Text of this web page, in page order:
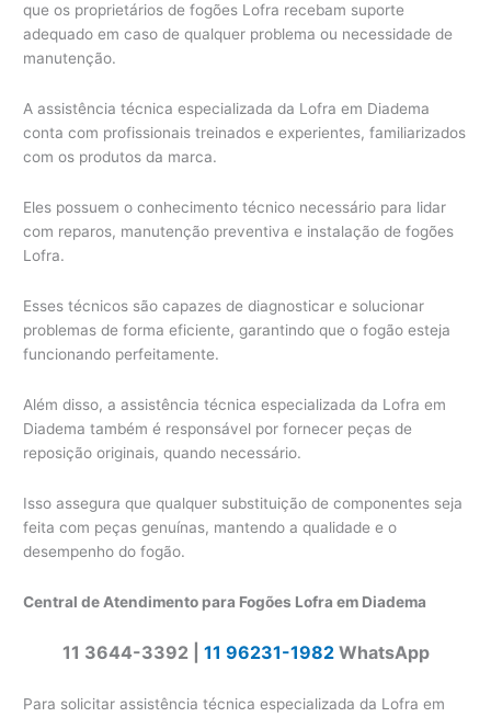
que os proprietários de fogões Lofra recebam suporte
adequado em caso de qualquer problema ou necessidade de
manutenção.
A assistência técnica especializada da Lofra em Diadema
conta com profissionais treinados e experientes, familiarizados
com os produtos da marca.
Eles possuem o conhecimento técnico necessário para lidar
com reparos, manutenção preventiva e instalação de fogões
Lofra.
Esses técnicos são capazes de diagnosticar e solucionar
problemas de forma eficiente, garantindo que o fogão esteja
funcionando perfeitamente.
Além disso, a assistência técnica especializada da Lofra em
Diadema também é responsável por fornecer peças de
reposição originais, quando necessário.
Isso assegura que qualquer substituição de componentes seja
feita com peças genuínas, mantendo a qualidade e o
desempenho do fogão.
Central de Atendimento para Fogões Lofra em Diadema
11 3644-3392 | 11 96231-1982WhatsApp
Para solicitar assistência técnica especializada da Lofra em